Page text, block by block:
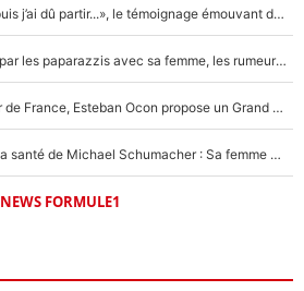
F1 : « Je lui ai fait un câlin, puis j’ai dû partir...», le témoignage émouvant de Max Verstappen sur sa fille
F1 : Charles Leclerc surpris par les paparazzis avec sa femme, les rumeurs étaient vraies !
Comme pour le final du Tour de France, Esteban Ocon propose un Grand Prix de Formule 1 à Paris : «Autour de l’Arc de Triomphe, ce serait génial» !
Nouvelle rumeur autour de la santé de Michael Schumacher : Sa femme Corinna sort du silence
NEWS FORMULE1